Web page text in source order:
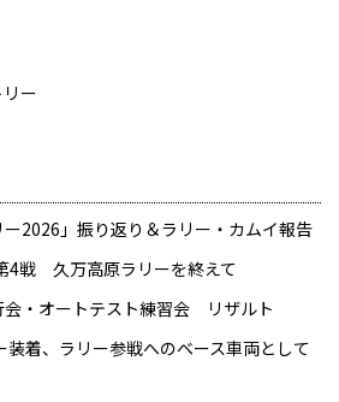
ー
ー2026」振り返り＆ラリー・カムイ報告
戦 久万高原ラリーを終えて
会・オートテスト練習会 リザルト
着、ラリー参戦へのベース車両として